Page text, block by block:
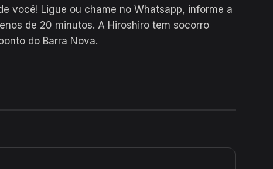
você! Ligue ou chame no Whatsapp, informe a
de 20 minutos. A Hiroshiro tem socorro
do Barra Nova.